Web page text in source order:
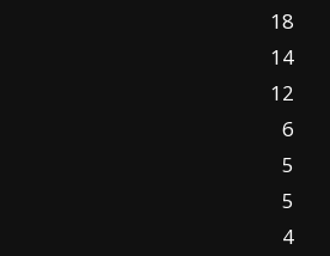
18
14
12
6
5
5
4